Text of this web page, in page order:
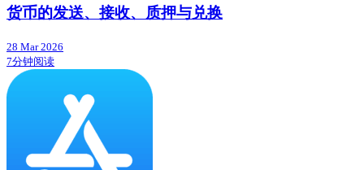
货币的发送、接收、质押与兑换
28 Mar 2026
7分钟阅读